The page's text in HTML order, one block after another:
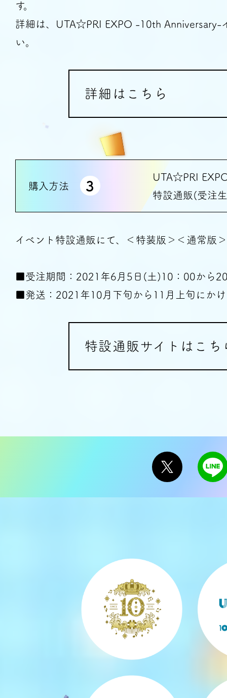
す。
詳細は、UTA☆PRI EXPO -10th Anniversary-
い。
詳細はこちら
購入方法 3
UTA☆PRI
特設通販(受注
イベント特設通販にて、＜特装版＞＜通常版
■受注期間：2021年6月5日(土)10：00から
■発送：2021年10月下旬から11月上旬にか
特設通販サイトはこち